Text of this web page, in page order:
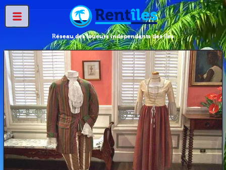
Réseau des loueurs indépendants des îles